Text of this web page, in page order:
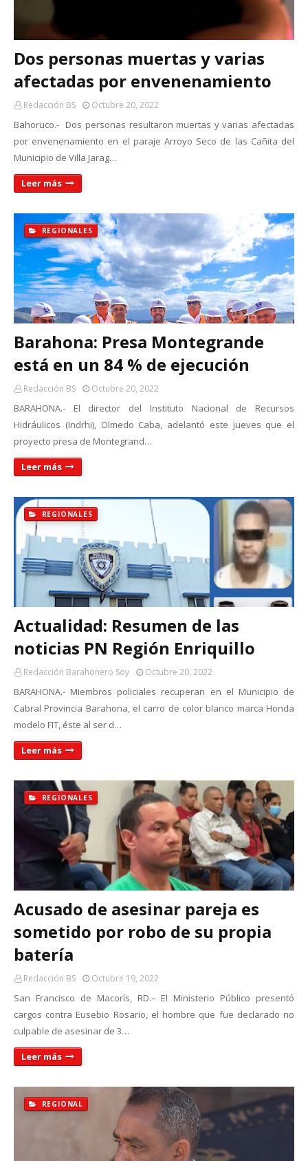
Dos personas muertas y varias
afectadas por envenenamiento
Redacción BS Octubre 20, 2022
Bahoruco.- Dos personas resultaron muertas y varias afectadas
por envenenamiento en el paraje Arroyo Seco de las Cañita del
Municipio de Villa Jarag…
Leer más
REGIONALES
Barahona: Presa Montegrande
está en un 84 % de ejecución
Redacción BS Octubre 20, 2022
BARAHONA.- El director del Instituto Nacional de Recursos
Hidráulicos (Indrhi), Olmedo Caba, adelantó este jueves que el
proyecto presa de Montegrand…
Leer más
REGIONALES
Actualidad: Resumen de las
noticias PN Región Enriquillo
Redacción Barahonero Soy Octubre 20, 2022
BARAHONA.- Miembros policiales recuperan en el Municipio de
Cabral Provincia Barahona, el carro de color blanco marca Honda
modelo FIT, éste al ser d…
Leer más
REGIONALES
Acusado de asesinar pareja es
sometido por robo de su propia
batería
Redacción BS Octubre 19, 2022
San Francisco de Macorís, RD.– El Ministerio Público presentó
cargos contra Eusebio Rosario, el hombre que fue declarado no
culpable de asesinar de 3…
Leer más
REGIONAL